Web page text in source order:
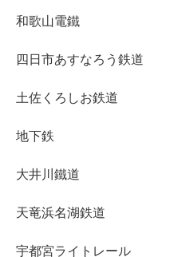
和歌山電鐵
四日市あすなろう鉄道
土佐くろしお鉄道
地下鉄
大井川鐵道
天竜浜名湖鉄道
宇都宮ライトレール